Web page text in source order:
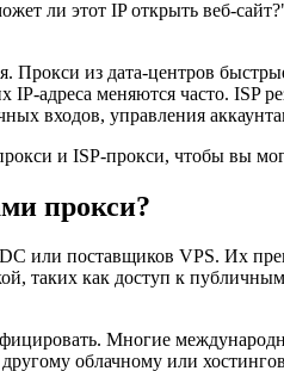
ли этот IP открыть веб-
Прокси из дата-центров
IP-адреса меняются часто.
входов, управления
и ISP-прокси, чтобы вы
прокси?
или поставщиков VPS. Их
таких как доступ к
Многие
облачному или